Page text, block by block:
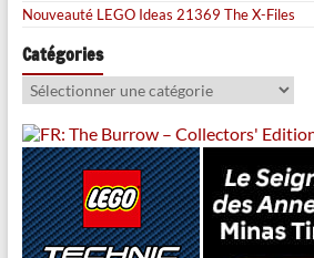
Nouveauté LEGO Ideas 21369 The X-Files
Catégories
Catégories